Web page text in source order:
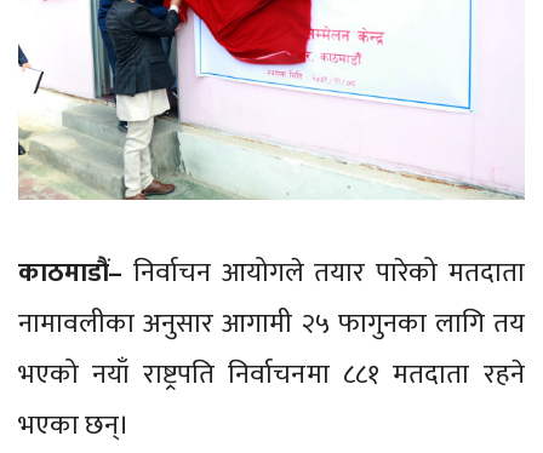
काठमाडौं– निर्वाचन आयोगले तयार पारेको मतदाता
नामावलीका अनुसार आगामी २५ फागुनका लागि तय
भएको नयाँ राष्ट्रपति निर्वाचनमा ८८१ मतदाता रहने
भएका छन्।